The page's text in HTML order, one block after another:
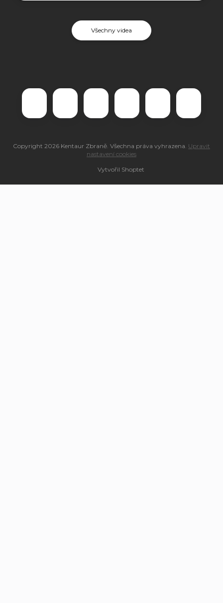
Všechny videa
Vytvořil Shoptet
Copyright 2026 Kentaur Zbraně . Všechna práva vyhrazena. Upravit
nastavení cookies